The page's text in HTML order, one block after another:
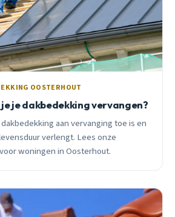
OOSTERHOUT
je dakbedekking vervangen?
aan vervanging toe is en
verlengt. Lees onze
woningen in Oosterhout.